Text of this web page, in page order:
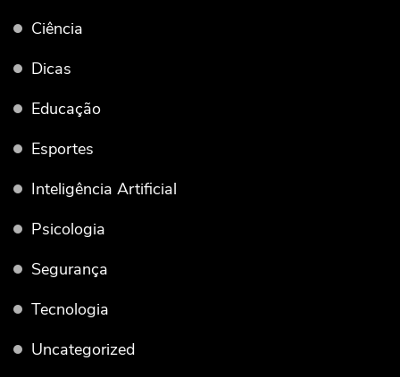
Ciência
Dicas
Educação
Esportes
Inteligência Artificial
Psicologia
Segurança
Tecnologia
Uncategorized